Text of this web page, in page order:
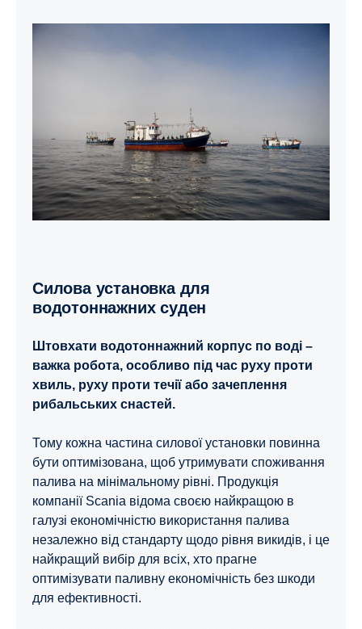
Силова установка для
водотоннажних суден
Штовхати водотоннажний корпус по воді –
важка робота, особливо під час руху проти
хвиль, руху проти течії або зачеплення
рибальських снастей.
Тому кожна частина силової установки повинна
бути оптимізована, щоб утримувати споживання
палива на мінімальному рівні. Продукція
компанії Scania відома своєю найкращою в
галузі економічністю використання палива
незалежно від стандарту щодо рівня викидів, і це
найкращий вибір для всіх, хто прагне
оптимізувати паливну економічність без шкоди
для ефективності.